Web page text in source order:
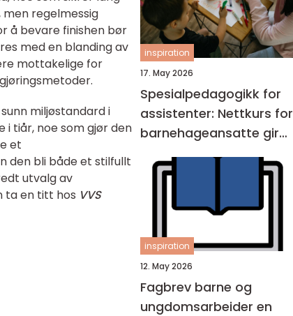
regelmessig
å bevare finishen bør
med en blanding av
mottakelige for
miljøstandard i
i tiår, noe som gjør den
et
den bli både et stilfullt
utvalg av
ta en titt hos VVS
inspiration
17. May 2026
Spesialpedagogikk for
assistenter: Nettkurs for
barnehageansatte gir
fleksibel opplæring
inspiration
12. May 2026
Fagbrev barne og
ungdomsarbeider en